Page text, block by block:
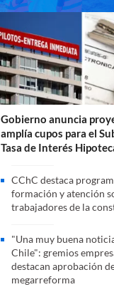
Gobierno anuncia
amplía cupos para el
Tasa de Interés
CChC destaca
formación y atención
trabajadores de la
"Una muy buena
Chile": gremios
destacan aprobación
megarreforma